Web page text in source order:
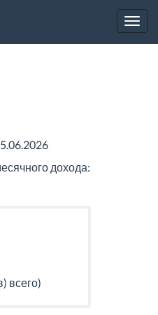
дохода:
всего)